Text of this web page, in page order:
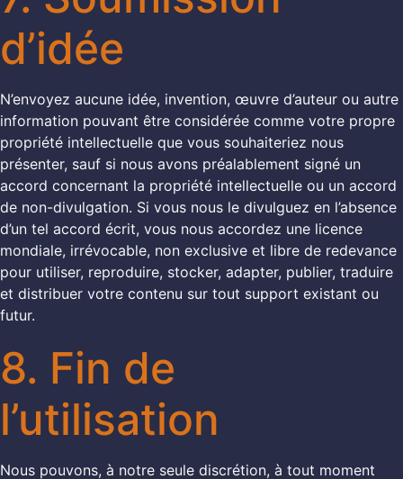
d’idée
N’envoyez aucune idée, invention, œuvre d’auteur ou autre
information pouvant être considérée comme votre propre
propriété intellectuelle que vous souhaiteriez nous
présenter, sauf si nous avons préalablement signé un
accord concernant la propriété intellectuelle ou un accord
de non-divulgation. Si vous nous le divulguez en l’absence
d’un tel accord écrit, vous nous accordez une licence
mondiale, irrévocable, non exclusive et libre de redevance
pour utiliser, reproduire, stocker, adapter, publier, traduire
et distribuer votre contenu sur tout support existant ou
futur.
8. Fin de
l’utilisation
Nous pouvons, à notre seule discrétion, à tout moment